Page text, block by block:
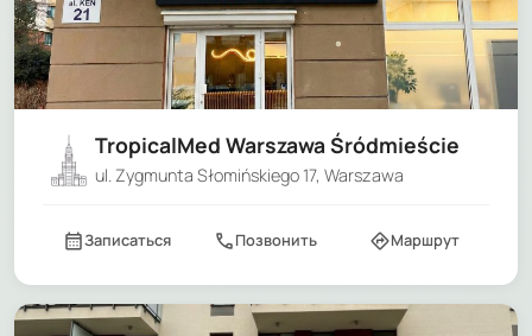
TropicalMed Warszawa Śródmieście
ul. Zygmunta Słomińskiego 17, Warszawa
calendar_monthЗаписаться callПозвонить directionsМаршрут